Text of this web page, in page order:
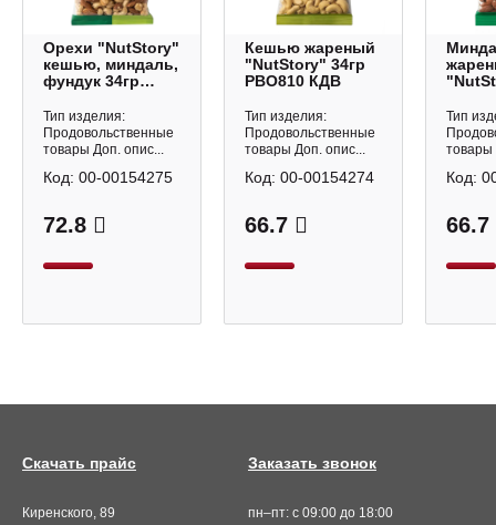
Орехи "NutStory"
кешью, миндаль,
фундук 34гр
Тип изделия:
Продовольственные
товары Доп. опис...
72.8
Код: 00-00154275
Кешью жареный
"NutStory" 34гр
РВО810 КДВ
Тип изделия:
Продовольственные
товары Доп. опис...
66.7
Код: 00-00154274
Тип
товары
66.7
Код:
Киренского, 89 пн–пт: с 09:00 до 18:00
Заказать звонок
Скачать прайс